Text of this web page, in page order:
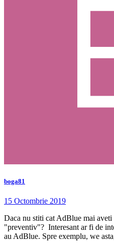
boga81
15 Octombrie 2019
Daca nu stiti cat AdBlue mai
"preventiv"? Interesant ar fi de
au AdBlue. Spre exemplu, we